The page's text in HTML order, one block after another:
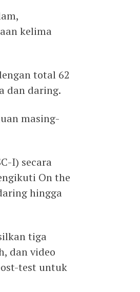
kelima
total 62
dan daring.
masing-
I) secara
On the
hingga
tiga
dan video
test untuk